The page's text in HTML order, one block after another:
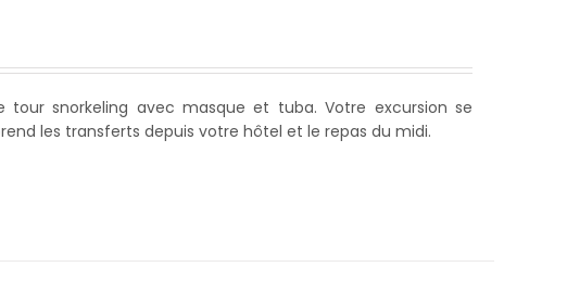
snorkeling avec masque et tuba. Votre excursion se
les transferts depuis votre hôtel et le repas du midi.